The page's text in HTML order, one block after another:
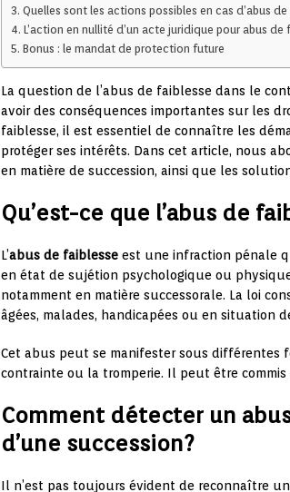
Quelles sont les actions possibles en cas d’abus de
L’action en nullité d’un acte juridique pour abus de
Bonus : le mandat de protection future
La question de l’abus de faiblesse dans le
avoir des conséquences importantes sur les
faiblesse, il est essentiel de connaître les
protéger ses intérêts. Dans cet article, nous
en matière de succession, ainsi que les
Qu’est-ce que l’abus de
L’abus de faiblesse est une infraction pénale
en état de sujétion psychologique ou
notamment en matière successorale. La loi
âgées, malades, handicapées ou en situation
Cet abus peut se manifester sous différentes
contrainte ou la tromperie. Il peut être
Comment détecter un
d’une succession?
Il n’est pas toujours évident de reconnaître